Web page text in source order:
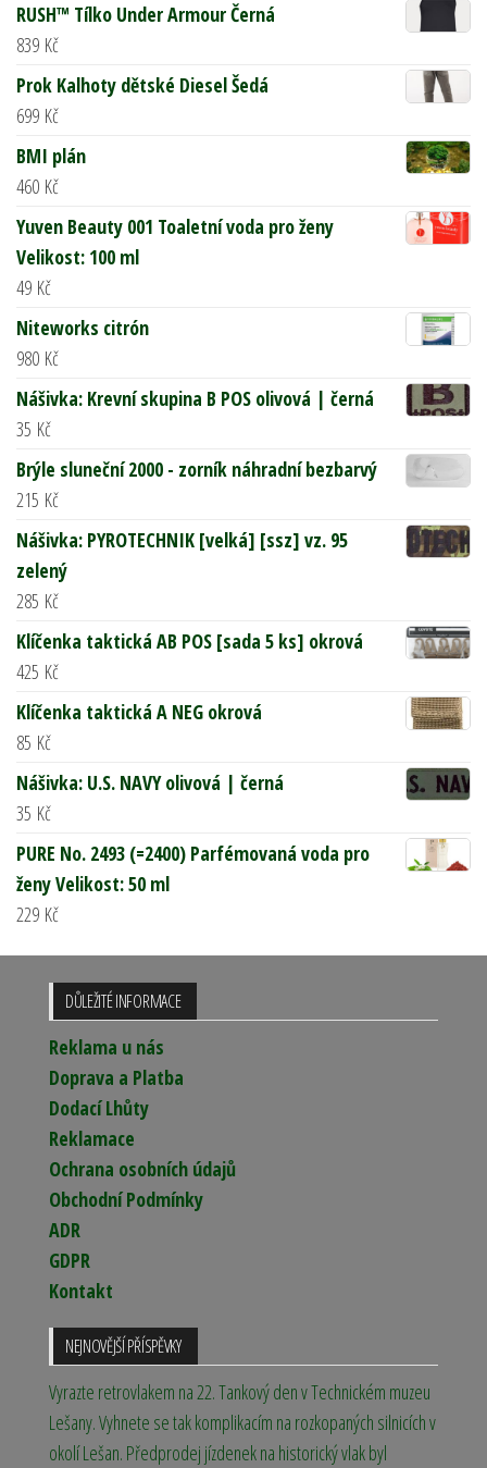
RUSH™ Tílko Under Armour Černá
839 Kč
Prok Kalhoty dětské Diesel Šedá
699 Kč
BMI plán
460 Kč
Yuven Beauty 001 Toaletní voda pro ženy
Velikost: 100 ml
49 Kč
Niteworks citrón
980 Kč
Nášivka: Krevní skupina B POS olivová | černá
35 Kč
Brýle sluneční 2000 - zorník náhradní bezbarvý
215 Kč
Nášivka: PYROTECHNIK [velká] [ssz] vz. 95
zelený
285 Kč
Klíčenka taktická AB POS [sada 5 ks] okrová
425 Kč
Klíčenka taktická A NEG okrová
85 Kč
Nášivka: U.S. NAVY olivová | černá
35 Kč
PURE No. 2493 (=2400) Parfémovaná voda pro
ženy Velikost: 50 ml
229 Kč
DŮLEŽITÉ INFORMACE
Reklama u nás
Doprava a Platba
Dodací Lhůty
Reklamace
Ochrana osobních údajů
Obchodní Podmínky
ADR
GDPR
Kontakt
NEJNOVĚJŠÍ PŘÍSPĚVKY
Vyrazte retrovlakem na 22. Tankový den v Technickém muzeu
Lešany. Vyhnete se tak komplikacím na rozkopaných silnicích v
okolí Lešan. Předprodej jízdenek na historický vlak byl